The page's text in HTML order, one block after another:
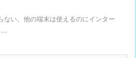
い、他の端末は使えるのにインター